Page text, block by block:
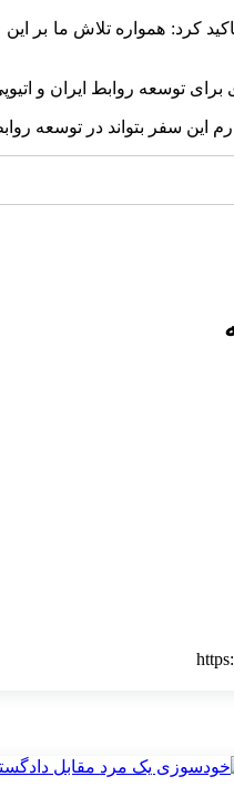
کرد: همواره تلاش ما بر
توسعه روابط ایران و
این سفر بتواند در توسعه